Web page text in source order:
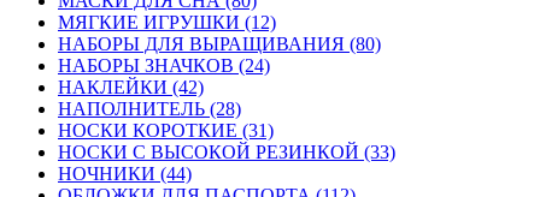
МЯГКИЕ ИГРУШКИ (12)
НАБОРЫ ДЛЯ ВЫРАЩИВАНИЯ (80)
НАБОРЫ ЗНАЧКОВ (24)
НАКЛЕЙКИ (42)
НАПОЛНИТЕЛЬ (28)
НОСКИ КОРОТКИЕ (31)
НОСКИ С ВЫСОКОЙ РЕЗИНКОЙ (33)
НОЧНИКИ (44)